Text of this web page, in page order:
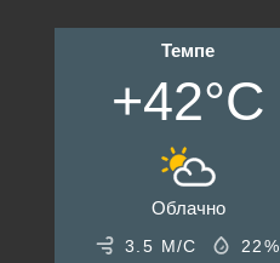
Темпе
+42°C
Облачно
3.5 М/С 22%